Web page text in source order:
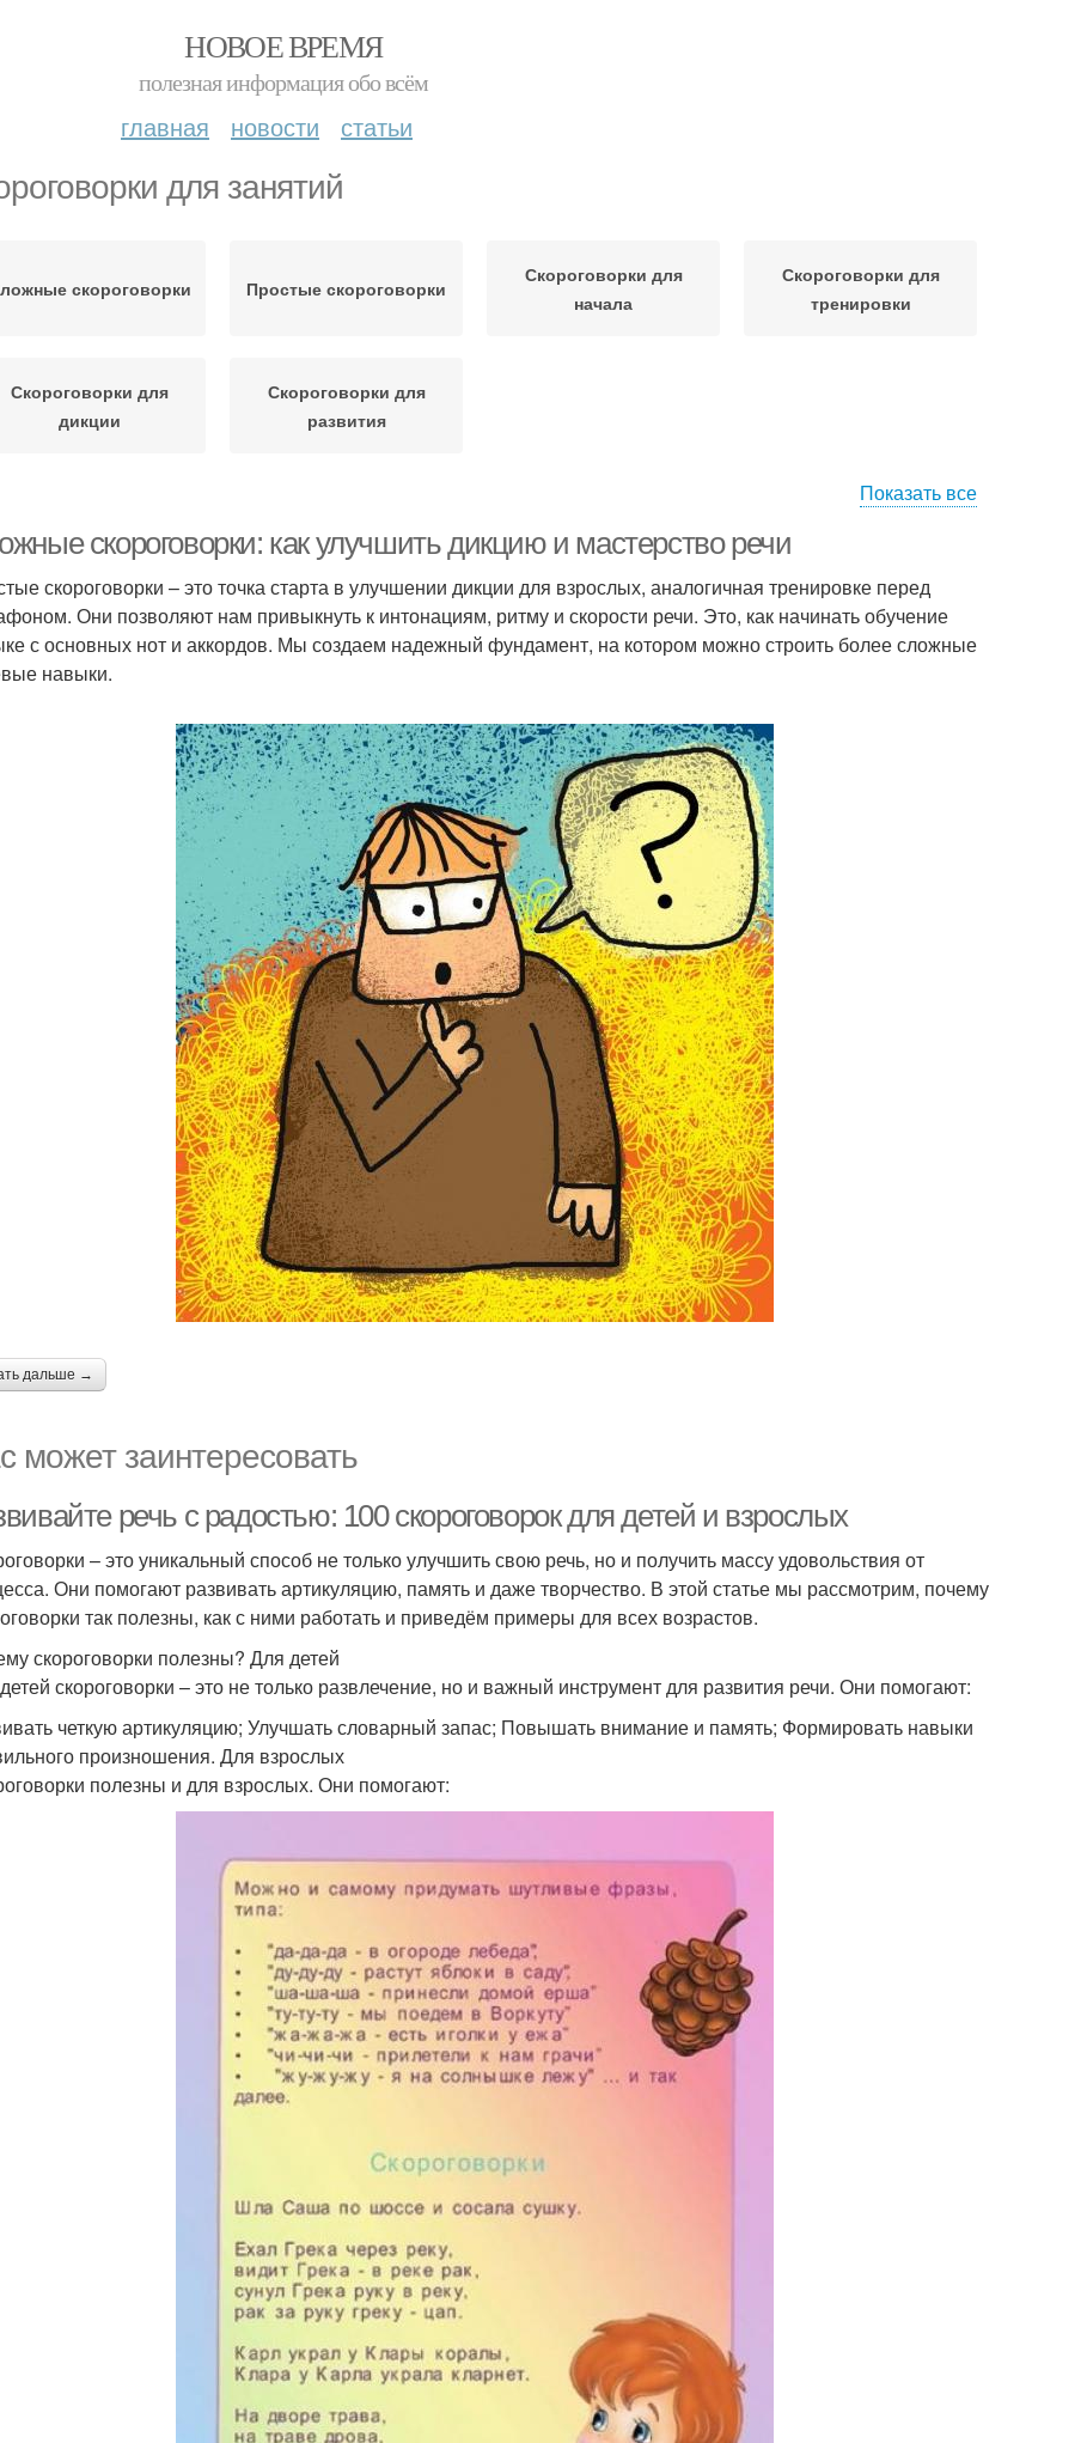
НОВОЕ ВРЕМЯ
полезная информация обо всём
главная новости статьи
для занятий
скороговорки Простые скороговорки
Скороговорки для
начала
Скороговорки для
тренировки
Скороговорки для
дикции
Скороговорки для
развития
Показать все
скороговорки: как улучшить дикцию и мастерство речи
скороговорки – это точка старта в улучшении дикции для взрослых, аналогичная тренировке перед
Они позволяют нам привыкнуть к интонациям, ритму и скорости речи. Это, как начинать обучение
с основных нот и аккордов. Мы создаем надежный фундамент, на котором можно строить более сложные
навыки.
дальше →
может заинтересовать
речь с радостью: 100 скороговорок для детей и взрослых
– это уникальный способ не только улучшить свою речь, но и получить массу удовольствия от
Они помогают развивать артикуляцию, память и даже творчество. В этой статье мы рассмотрим, почему
так полезны, как с ними работать и приведём примеры для всех возрастов.
скороговорки полезны? Для детей
скороговорки – это не только развлечение, но и важный инструмент для развития речи. Они помогают:
четкую артикуляцию; Улучшать словарный запас; Повышать внимание и память; Формировать навыки
произношения. Для взрослых
полезны и для взрослых. Они помогают: